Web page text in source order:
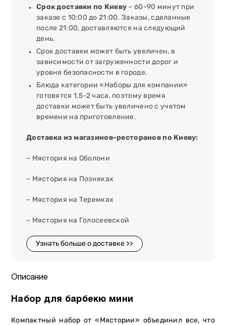
Срок доставки по Киеву – 60-90 минут при
заказе с 10:00 до 21:00. Заказы, сделанные
после 21:00, доставляются на следующий
день.
Срок доставки может быть увеличен, в
зависимости от загруженности дорог и
уровня безопасности в городе.
Блюда категории «Наборы для компании»
готовятся 1.5-2 часа, поэтому время
доставки может быть увеличено с учетом
времени на приготовление.
Доставка из магазинов-ресторанов по Киеву:
– Мястория на Оболони
– Мястория на Позняках
– Мястория на Теремках
– Мястория на Голосеевской
Узнать больше о доставке >>
Описание
Набор для барбекю мини
Компактный набор от «Мястории» объединил все, что